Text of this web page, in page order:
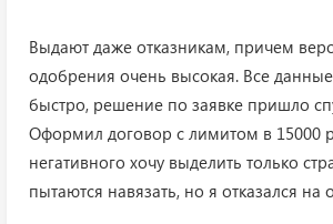
Выдают даже отказникам, причем
одобрения очень высокая. Все
быстро, решение по заявке пришло
Оформил договор с лимитом в 15000
негативного хочу выделить только
пытаются навязать, но я отказался на